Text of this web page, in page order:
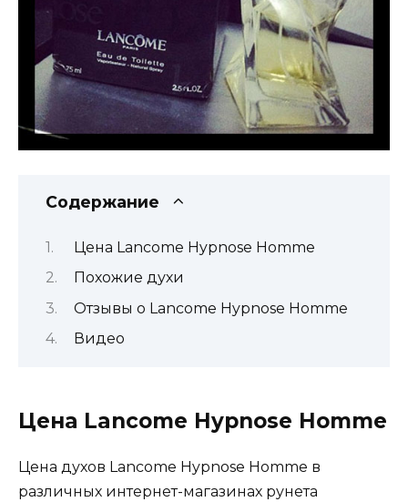
Содержание
Цена Lancome Hypnose Homme
Похожие духи
Отзывы о Lancome Hypnose Homme
Видео
Цена Lancome Hypnose Homme
Цена духов Lancome Hypnose Homme в
различных интернет-магазинах рунета